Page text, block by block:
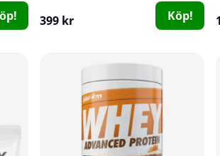
399 kr Köp!